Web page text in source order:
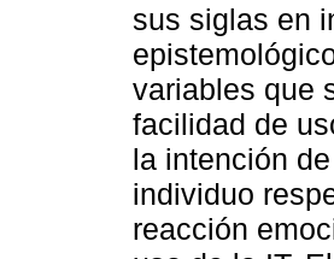
sus siglas en
variables que
facilidad de
la intención
individuo
reacción